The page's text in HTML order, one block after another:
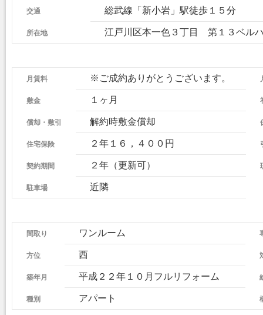
交通 総武線「新小岩」駅徒歩１５分
所在地 江戸川区本一色３丁目 第１３ベル
月賃料 ※ご成約ありがとうございます。
敷金 １ヶ月
償却・敷引 解約時敷金償却
住宅保険 ２年１６，４００円
契約期間 ２年（更新可）
駐車場 近隣
間取り ワンルーム
方位 西
築年月 平成２２年１０月フルリフォーム
種別 アパート